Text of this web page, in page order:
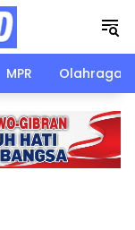
MPR Olahraga